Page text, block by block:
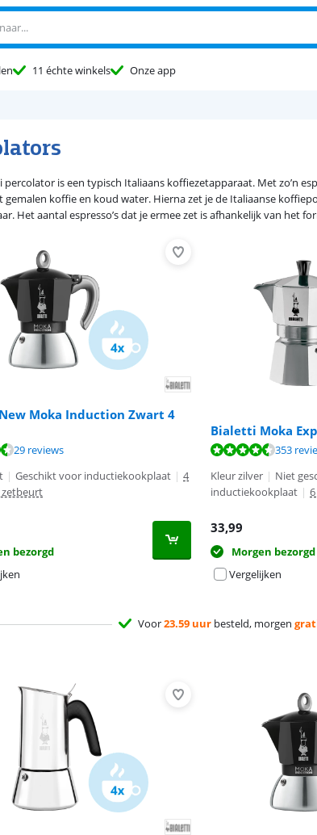
11 échte winkels Onze app
percolator is een typisch Italiaans koffiezetapparaat. Met zo’n
gemalen koffie en koud water. Hierna zet je de Italiaanse
Het aantal espresso’s dat je ermee zet is afhankelijk van het
Moka Induction Zwart 4
is 9,0 van de 10, gebaseerd op 29 reviews.
29 reviews
| Geschikt voor inductiekookplaat | 4
zetbeurt
bezorgd
Bialetti Moka
is 9,1 van de 10, gebaseerd op 353 reviews.
353
Kleur zilver | Niet
inductiekookplaat |
33,99
Morgen bezorgd
Vergelijken
Voor23.59 uur besteld, morgen